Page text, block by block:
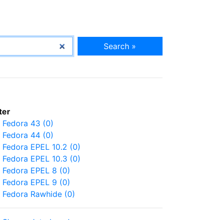
Search »
Fedora 43 (0)
Fedora 44 (0)
Fedora EPEL 10.2 (0)
Fedora EPEL 10.3 (0)
Fedora EPEL 8 (0)
Fedora EPEL 9 (0)
Fedora Rawhide (0)